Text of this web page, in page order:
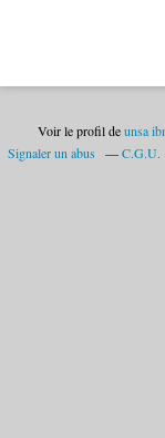
Voir le profil deunsa
Signaler un abus
C.G.U.